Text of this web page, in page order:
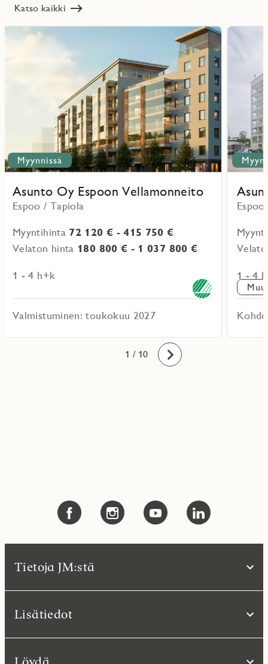
Katso kaikki
Myynnissä
Asunto Oy Espoon Vellamonneito
Espoo / Tapiola
Myyntihinta 72 120 € - 415 750 €
Velaton hinta 180 800 € - 1 037 800 €
1 - 4 h+k
Valmistuminen: toukokuu 2027
lisää
1 - 4
Lue
1
2
3
4
5
6
7
8
9
10 / 10 Eteenpäin
Tietoja JM:stä
Lisätiedot